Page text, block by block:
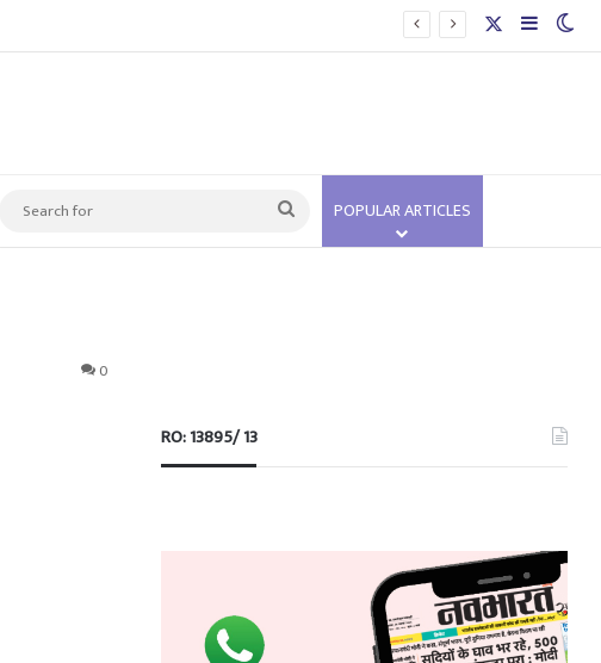
Sidebar
Search
for
POPULAR ARTICLES
0
RO: 13895/ 13